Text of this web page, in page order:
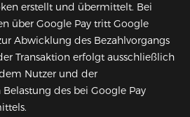
erstellt und übermittelt. Bei
über Google Pay tritt Google
Abwicklung des Bezahlvorgangs
Transaktion erfolgt ausschließlich
Nutzer und der
des bei Google Pay